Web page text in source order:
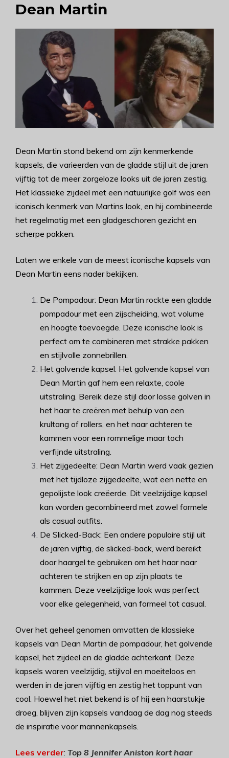
Dean Martin
Dean Martin stond bekend om zijn kenmerkende
kapsels, die varieerden van de gladde stijl uit de jaren
vijftig tot de meer zorgeloze looks uit de jaren zestig.
Het klassieke zijdeel met een natuurlijke golf was een
iconisch kenmerk van Martins look, en hij combineerde
het regelmatig met een gladgeschoren gezicht en
scherpe pakken.
Laten we enkele van de meest iconische kapsels van
Dean Martin eens nader bekijken.
De Pompadour: Dean Martin rockte een gladde
pompadour met een zijscheiding, wat volume
en hoogte toevoegde. Deze iconische look is
perfect om te combineren met strakke pakken
en stijlvolle zonnebrillen.
Het golvende kapsel: Het golvende kapsel van
Dean Martin gaf hem een relaxte, coole
uitstraling. Bereik deze stijl door losse golven in
het haar te creëren met behulp van een
krultang of rollers, en het naar achteren te
kammen voor een rommelige maar toch
verfijnde uitstraling.
Het zijgedeelte: Dean Martin werd vaak gezien
met het tijdloze zijgedeelte, wat een nette en
gepolijste look creëerde. Dit veelzijdige kapsel
kan worden gecombineerd met zowel formele
als casual outfits.
De Slicked-Back: Een andere populaire stijl uit
de jaren vijftig, de slicked-back, werd bereikt
door haargel te gebruiken om het haar naar
achteren te strijken en op zijn plaats te
kammen. Deze veelzijdige look was perfect
voor elke gelegenheid, van formeel tot casual.
Over het geheel genomen omvatten de klassieke
kapsels van Dean Martin de pompadour, het golvende
kapsel, het zijdeel en de gladde achterkant. Deze
kapsels waren veelzijdig, stijlvol en moeiteloos en
werden in de jaren vijftig en zestig het toppunt van
cool. Hoewel het niet bekend is of hij een haarstukje
droeg, blijven zijn kapsels vandaag de dag nog steeds
de inspiratie voor mannenkapsels.
Lees verder: Top 8 Jennifer Aniston kort haar